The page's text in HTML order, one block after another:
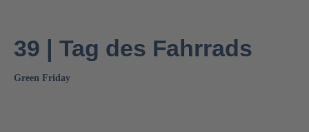
Nachhaltigkeit
39 | Tag des Fahrrads
Green Friday